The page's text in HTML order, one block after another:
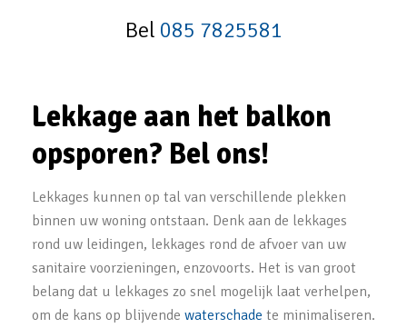
Bel 085 7825581
Lekkage aan het balkon
opsporen? Bel ons!
Lekkages kunnen op tal van verschillende plekken
binnen uw woning ontstaan. Denk aan de lekkages
rond uw leidingen, lekkages rond de afvoer van uw
sanitaire voorzieningen, enzovoorts. Het is van groot
belang dat u lekkages zo snel mogelijk laat verhelpen,
om de kans op blijvende waterschade te minimaliseren.